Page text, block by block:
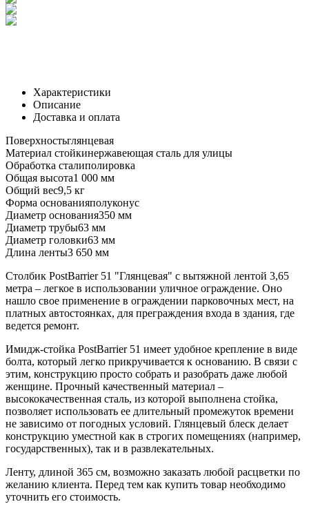
Характеристики
Описание
Доставка и оплата
Поверхностьглянцевая
Материал стойкинержавеющая сталь для улицы
Обработка сталиполировка
Общая высота1 000 мм
Общий вес9,5 кг
Форма основанияполуконус
Диаметр основания350 мм
Диаметр трубы63 мм
Диаметр головки63 мм
Длина ленты3 650 мм
Столбик PostBarrier 51 "Глянцевая" с вытяжной лентой 3,65
метра – легкое в использовании уличное ограждение. Оно
нашло свое применение в ограждении парковочных мест, на
платных автостоянках, для преграждения входа в здания, где
ведется ремонт.
Имидж-стойка PostBarrier 51 имеет удобное крепление в виде
болта, который легко прикручивается к основанию. В связи с
этим, конструкцию просто собрать и разобрать даже любой
женщине. Прочный качественный материал –
высококачественная сталь, из которой выполнена стойка,
позволяет использовать ее длительный промежуток времени
не зависимо от погодных условий. Глянцевый блеск делает
конструкцию уместной как в строгих помещениях (например,
государственных), так и в развлекательных.
Ленту, длиной 365 см, возможно заказать любой расцветки по
желанию клиента. Перед тем как купить товар необходимо
уточнить его стоимость.